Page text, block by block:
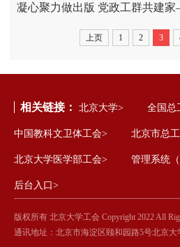
上页 1 2 3
相关链接： 北京大学> 全国总
中国教科文卫体工会> 北京市总
北京大学医学部工会> 管理系统
后台入口>
版权所有 北京大学工会 Copyright 2022 All
通讯地址：北京市海淀区颐和园路5号北京大